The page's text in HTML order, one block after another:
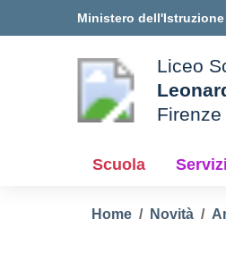
Ministero
della scuola
Liceo
Firenze
Scuola Servizi
Home Novità